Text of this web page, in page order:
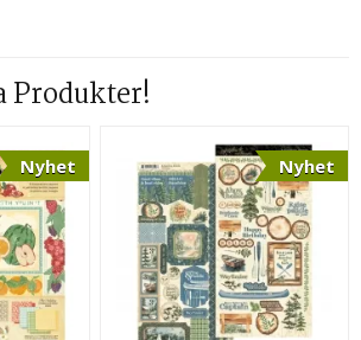
Produkter!
Nyhet Nyhet